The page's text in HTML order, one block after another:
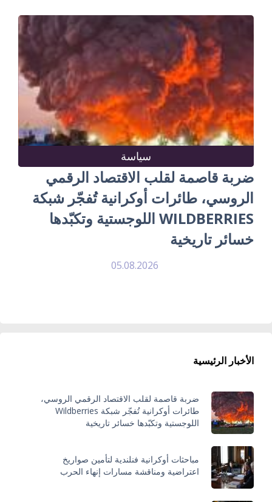
سياسة
ضربة قاصمة لقلب الاقتصاد الرقمي
الروسي، طائرات أوكرانية تُفجّر شبكة
WILDBERRIES اللوجستية وتكبّدها
خسائر تاريخية
05.08.2026
الأخبار الرئيسية
ضربة قاصمة لقلب الاقتصاد الرقمي الروسي،
طائرات أوكرانية تُفجّر شبكة Wildberries
اللوجستية وتكبّدها خسائر تاريخية
مباحثات أوكرانية فنلندية لتأمين صواريخ
اعتراضية ومناقشة مسارات إنهاء الحرب